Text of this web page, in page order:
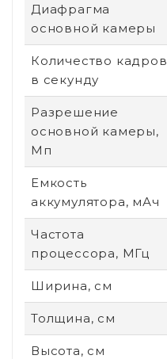
Диафрагма
основной камеры
Количество кадров
в секунду
Разрешение
основной камеры,
Мп
Емкость
аккумулятора, мАч
Частота
процессора, МГц
Ширина, см
Толщина, см
Высота, см